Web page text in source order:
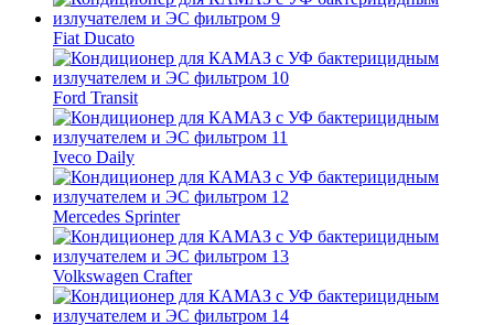
Fiat Ducato
Ford Transit
Iveco Daily
Mercedes Sprinter
Volkswagen Crafter